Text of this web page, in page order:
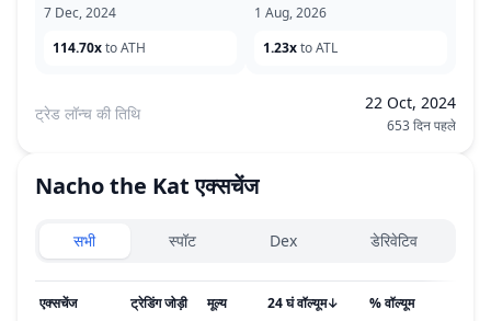
7 Dec, 2024
114.70xto ATH
1 Aug, 2026
1.23xto ATL
ट्रेड लॉन्च की तिथि
22 Oct, 2024
653 दिन पहले
Nacho the Kat एक्सचेंज
Exchanges type
सभी स्पॉट Dex डेरिवेटिव
एक्सचेंज ट्रेडिंग जोड़ी मूल्य ↓
24 घं वॉल्यूम % वॉल्यूम